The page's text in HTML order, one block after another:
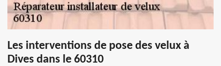
Les interventions de pose des velux à
Dives dans le 60310